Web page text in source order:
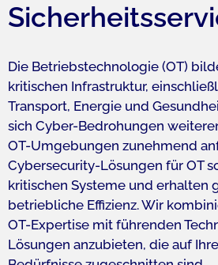
Die Betriebstechnologie (OT)
kritischen Infrastruktur,
Transport, Energie und
sich Cyber-Bedrohungen
OT-Umgebungen zunehmend
Cybersecurity-Lösungen für OT
kritischen Systeme und erhalten
betriebliche Effizienz. Wir
OT-Expertise mit führenden
Lösungen anzubieten, die auf